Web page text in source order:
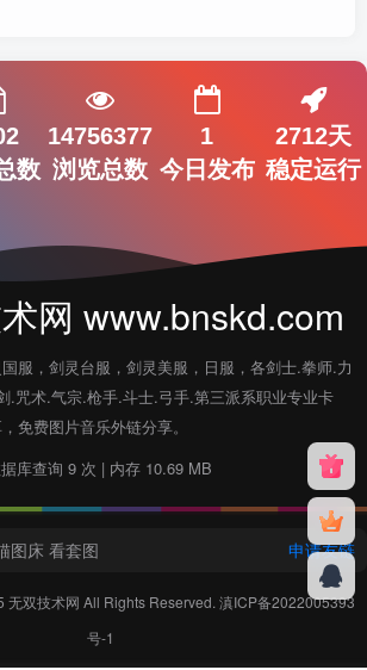
数
14756377
浏览总数
1
今日发布
2712天
稳定运行
网 www.bnskd.com
服，剑灵台服，剑灵美服，日服，各剑士.拳师.力
.咒术.气宗.枪手.斗士.弓手.第三派系职业专业卡
免费图片音乐外链分享。
库查询 9 次 | 内存 10.69 MB
图床 看套图 申请友链
无双技术网 All Rights Reserved.滇ICP备2022005393
号-1